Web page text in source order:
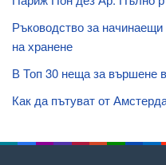
Ръководство за
на хранене
В Топ 30 неща за вършене
Как да пътуват от